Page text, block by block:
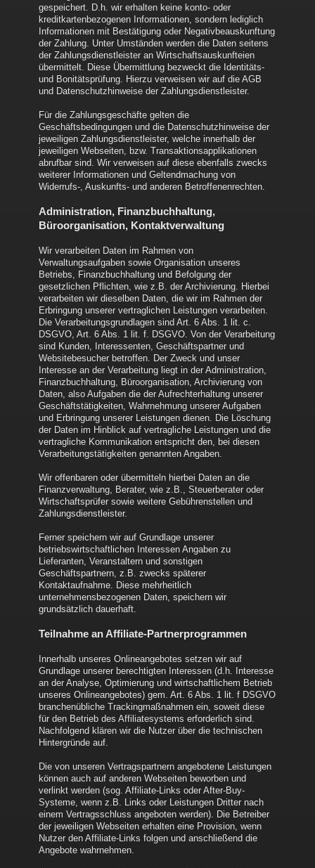
gespeichert. D.h. wir erhalten keine konto- oder
kreditkartenbezogenen Informationen, sondern lediglich
Informationen mit Bestätigung oder Negativbeauskunftung
der Zahlung. Unter Umständen werden die Daten seitens
der Zahlungsdienstleister an Wirtschaftsauskunfteien
übermittelt. Diese Übermittlung bezweckt die Identitäts-
und Bonitätsprüfung. Hierzu verweisen wir auf die AGB
und Datenschutzhinweise der Zahlungsdienstleister.
Für die Zahlungsgeschäfte gelten die
Geschäftsbedingungen und die Datenschutzhinweise der
jeweiligen Zahlungsdienstleister, welche innerhalb der
jeweiligen Webseiten, bzw. Transaktionsapplikationen
abrufbar sind. Wir verweisen auf diese ebenfalls zwecks
weiterer Informationen und Geltendmachung von
Widerrufs-, Auskunfts- und anderen Betroffenenrechten.
Administration, Finanzbuchhaltung,
Büroorganisation, Kontaktverwaltung
Wir verarbeiten Daten im Rahmen von
Verwaltungsaufgaben sowie Organisation unseres
Betriebs, Finanzbuchhaltung und Befolgung der
gesetzlichen Pflichten, wie z.B. der Archivierung. Hierbei
verarbeiten wir dieselben Daten, die wir im Rahmen der
Erbringung unserer vertraglichen Leistungen verarbeiten.
Die Verarbeitungsgrundlagen sind Art. 6 Abs. 1 lit. c.
DSGVO, Art. 6 Abs. 1 lit. f. DSGVO. Von der Verarbeitung
sind Kunden, Interessenten, Geschäftspartner und
Websitebesucher betroffen. Der Zweck und unser
Interesse an der Verarbeitung liegt in der Administration,
Finanzbuchhaltung, Büroorganisation, Archivierung von
Daten, also Aufgaben die der Aufrechterhaltung unserer
Geschäftstätigkeiten, Wahrnehmung unserer Aufgaben
und Erbringung unserer Leistungen dienen. Die Löschung
der Daten im Hinblick auf vertragliche Leistungen und die
vertragliche Kommunikation entspricht den, bei diesen
Verarbeitungstätigkeiten genannten Angaben.
Wir offenbaren oder übermitteln hierbei Daten an die
Finanzverwaltung, Berater, wie z.B., Steuerberater oder
Wirtschaftsprüfer sowie weitere Gebührenstellen und
Zahlungsdienstleister.
Ferner speichern wir auf Grundlage unserer
betriebswirtschaftlichen Interessen Angaben zu
Lieferanten, Veranstaltern und sonstigen
Geschäftspartnern, z.B. zwecks späterer
Kontaktaufnahme. Diese mehrheitlich
unternehmensbezogenen Daten, speichern wir
grundsätzlich dauerhaft.
Teilnahme an Affiliate-Partnerprogrammen
Innerhalb unseres Onlineangebotes setzen wir auf
Grundlage unserer berechtigten Interessen (d.h. Interesse
an der Analyse, Optimierung und wirtschaftlichem Betrieb
unseres Onlineangebotes) gem. Art. 6 Abs. 1 lit. f DSGVO
branchenübliche Trackingmaßnahmen ein, soweit diese
für den Betrieb des Affiliatesystems erforderlich sind.
Nachfolgend klären wir die Nutzer über die technischen
Hintergründe auf.
Die von unseren Vertragspartnern angebotene Leistungen
können auch auf anderen Webseiten beworben und
verlinkt werden (sog. Affiliate-Links oder After-Buy-
Systeme, wenn z.B. Links oder Leistungen Dritter nach
einem Vertragsschluss angeboten werden). Die Betreiber
der jeweiligen Webseiten erhalten eine Provision, wenn
Nutzer den Affiliate-Links folgen und anschließend die
Angebote wahrnehmen.